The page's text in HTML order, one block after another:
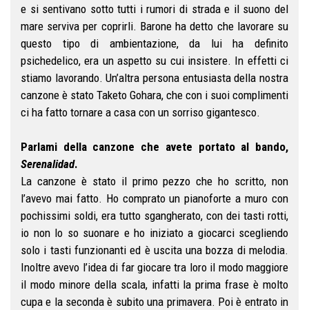
e si sentivano sotto tutti i rumori di strada e il suono del
mare serviva per coprirli. Barone ha detto che lavorare su
questo tipo di ambientazione, da lui ha definito
psichedelico, era un aspetto su cui insistere. In effetti ci
stiamo lavorando. Un’altra persona entusiasta della nostra
canzone è stato Taketo Gohara, che con i suoi complimenti
ci ha fatto tornare a casa con un sorriso gigantesco.
Parlami della canzone che avete portato al bando,
Serenalidad.
La canzone è stato il primo pezzo che ho scritto, non
l’avevo mai fatto. Ho comprato un pianoforte a muro con
pochissimi soldi, era tutto sgangherato, con dei tasti rotti,
io non lo so suonare e ho iniziato a giocarci scegliendo
solo i tasti funzionanti ed è uscita una bozza di melodia.
Inoltre avevo l’idea di far giocare tra loro il modo maggiore
il modo minore della scala, infatti la prima frase è molto
cupa e la seconda è subito una primavera. Poi è entrato in